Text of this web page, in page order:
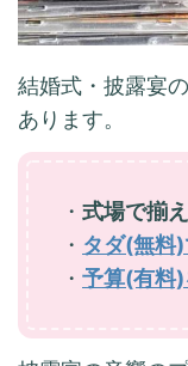
結婚式・披露宴
あります。
・ 式場で揃
・ タダ(無料
・ 予算(有料